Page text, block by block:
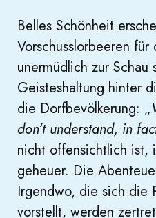
Belles Schönheit
Vorschusslorbeeren
unermüdlich zur Schau
Geisteshaltung hinter
die Dorfbevölkerung: „
don’t understand, in
nicht offensichtlich ist,
geheuer. Die
Irgendwo, die sich die
vorstellt, werden